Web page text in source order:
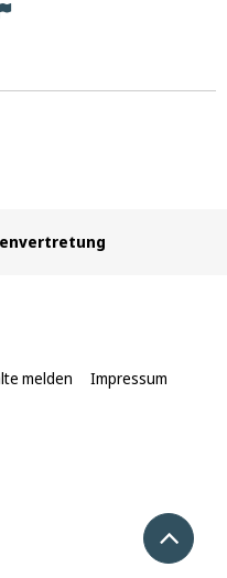
melden Impressum